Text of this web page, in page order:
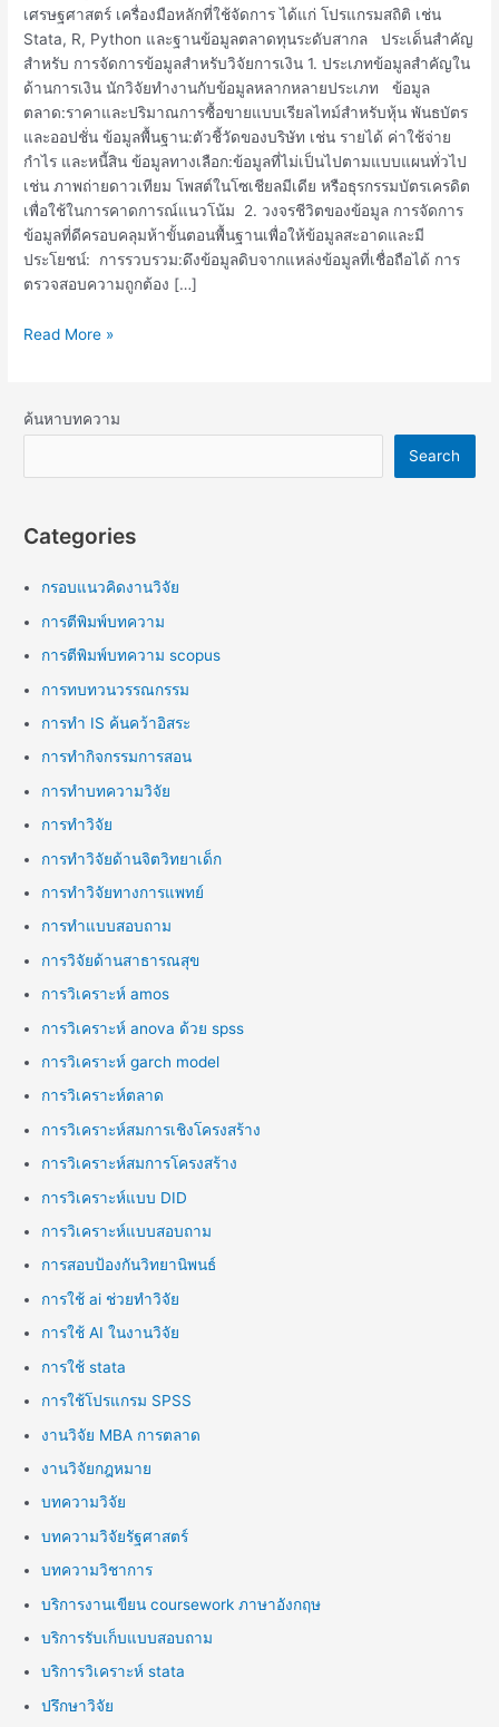
เศรษฐศาสตร์ เครื่องมือหลักที่ใช้จัดการ ได้แก่ โปรแกรมสถิติ เช่น
Stata, R, Python และฐานข้อมูลตลาดทุนระดับสากล ประเด็นสำคัญ
สำหรับ การจัดการข้อมูลสำหรับวิจัยการเงิน 1. ประเภทข้อมูลสำคัญใน
ด้านการเงิน นักวิจัยทำงานกับข้อมูลหลากหลายประเภท ข้อมูล
ตลาด:ราคาและปริมาณการซื้อขายแบบเรียลไทม์สำหรับหุ้น พันธบัตร
และออปชั่น ข้อมูลพื้นฐาน:ตัวชี้วัดของบริษัท เช่น รายได้ ค่าใช้จ่าย
กำไร และหนี้สิน ข้อมูลทางเลือก:ข้อมูลที่ไม่เป็นไปตามแบบแผนทั่วไป
เช่น ภาพถ่ายดาวเทียม โพสต์ในโซเชียลมีเดีย หรือธุรกรรมบัตรเครดิต
เพื่อใช้ในการคาดการณ์แนวโน้ม 2. วงจรชีวิตของข้อมูล การจัดการ
ข้อมูลที่ดีครอบคลุมห้าขั้นตอนพื้นฐานเพื่อให้ข้อมูลสะอาดและมี
ประโยชน์: การรวบรวม:ดึงข้อมูลดิบจากแหล่งข้อมูลที่เชื่อถือได้ การ
ตรวจสอบความถูกต้อง […]
Read More »
ค้นหาบทความ
Search
Categories
กรอบแนวคิดงานวิจัย
การตีพิมพ์บทความ
การตีพิมพ์บทความ scopus
การทบทวนวรรณกรรม
การทำ IS ค้นคว้าอิสระ
การทำกิจกรรมการสอน
การทำบทความวิจัย
การทำวิจัย
การทำวิจัยด้านจิตวิทยาเด็ก
การทำวิจัยทางการแพทย์
การทำแบบสอบถาม
การวิจัยด้านสาธารณสุข
การวิเคราะห์ amos
การวิเคราะห์ anova ด้วย spss
การวิเคราะห์ garch model
การวิเคราะห์ตลาด
การวิเคราะห์สมการเชิงโครงสร้าง
การวิเคราะห์สมการโครงสร้าง
การวิเคราะห์แบบ DID
การวิเคราะห์แบบสอบถาม
การสอบป้องกันวิทยานิพนธ์
การใช้ ai ช่วยทำวิจัย
การใช้ AI ในงานวิจัย
การใช้ stata
การใช้โปรแกรม SPSS
งานวิจัย MBA การตลาด
งานวิจัยกฎหมาย
บทความวิจัย
บทความวิจัยรัฐศาสตร์
บทความวิชาการ
บริการงานเขียน coursework ภาษาอังกฤษ
บริการรับเก็บแบบสอบถาม
บริการวิเคราะห์ stata
ปรึกษาวิจัย